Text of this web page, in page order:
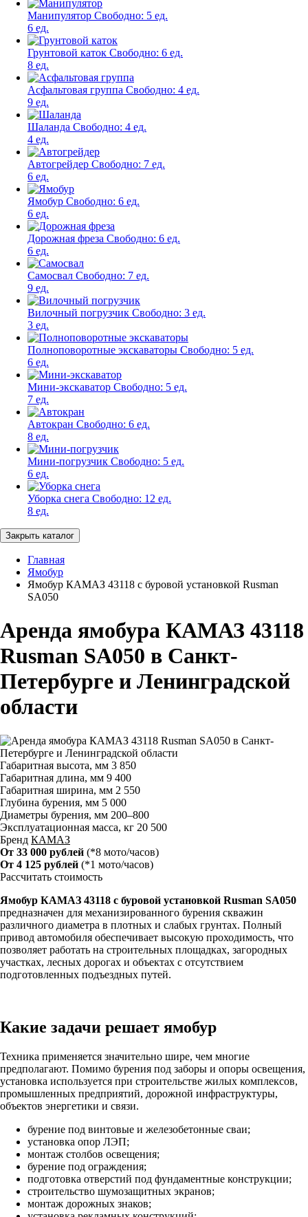
Манипулятор Свободно: 5 ед.
6 ед.
Грунтовой каток Свободно: 6 ед.
8 ед.
Асфальтовая группа Свободно: 4 ед.
9 ед.
Шаланда Свободно: 4 ед.
4 ед.
Автогрейдер Свободно: 7 ед.
6 ед.
Ямобур Свободно: 6 ед.
6 ед.
Дорожная фреза Свободно: 6 ед.
6 ед.
Самосвал Свободно: 7 ед.
9 ед.
Вилочный погрузчик Свободно: 3 ед.
3 ед.
Полноповоротные экскаваторы Свободно: 5 ед.
6 ед.
Мини-экскаватор Свободно: 5 ед.
7 ед.
Автокран Свободно: 6 ед.
8 ед.
Мини-погрузчик Свободно: 5 ед.
6 ед.
Уборка снега Свободно: 12 ед.
8 ед.
Закрыть каталог
Главная
Ямобур
Ямобур КАМАЗ 43118 с буровой установкой Rusman
SA050
Аренда ямобура КАМАЗ 43118
Rusman SA050 в Санкт-
Петербурге и Ленинградской
области
Габаритная высота, мм 3 850
Габаритная длина, мм 9 400
Габаритная ширина, мм 2 550
Глубина бурения, мм 5 000
Диаметры бурения, мм 200–800
Эксплуатационная масса, кг 20 500
Бренд КАМАЗ
От 33 000 рублей (*8 мото/часов)
От 4 125 рублей (*1 мото/часов)
Рассчитать стоимость
Ямобур КАМАЗ 43118 с буровой установкой Rusman SA050
предназначен для механизированного бурения скважин
различного диаметра в плотных и слабых грунтах. Полный
привод автомобиля обеспечивает высокую проходимость, что
позволяет работать на строительных площадках, загородных
участках, лесных дорогах и объектах с отсутствием
подготовленных подъездных путей.
Какие задачи решает ямобур
Техника применяется значительно шире, чем многие
предполагают. Помимо бурения под заборы и опоры освещения,
установка используется при строительстве жилых комплексов,
промышленных предприятий, дорожной инфраструктуры,
объектов энергетики и связи.
бурение под винтовые и железобетонные сваи;
установка опор ЛЭП;
монтаж столбов освещения;
бурение под ограждения;
подготовка отверстий под фундаментные конструкции;
строительство шумозащитных экранов;
монтаж дорожных знаков;